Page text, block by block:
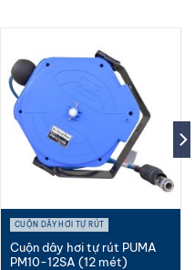
CUỘN DÂY HƠI TỰ RÚT
Cuộn dây hơi tự rút PUMA
PM10-12SA (12 mét)